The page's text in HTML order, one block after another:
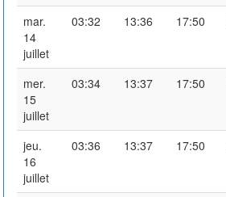
mar.
14
juillet
03:32 13:36 17:50
mer.
15
juillet
03:34 13:37 17:50
jeu.
16
juillet
03:36 13:37 17:50